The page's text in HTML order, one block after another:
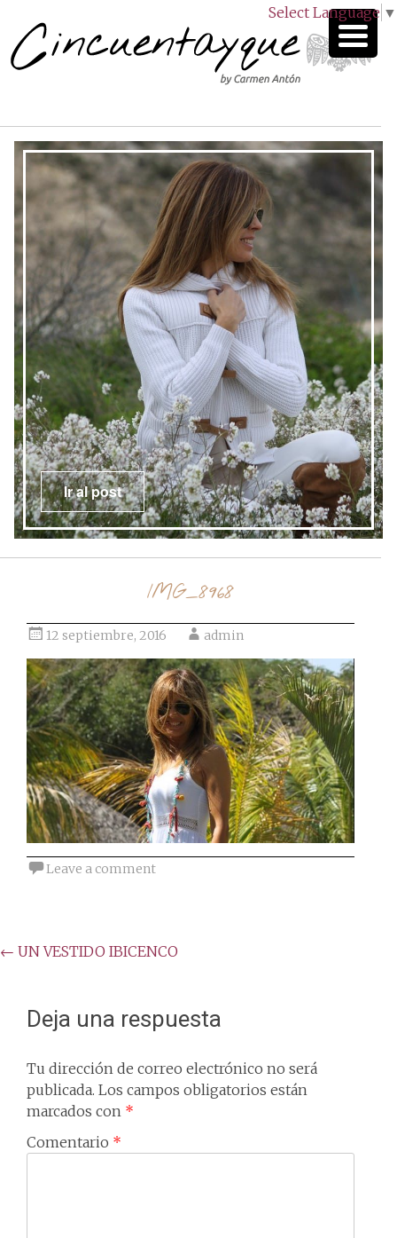
Select Language ▼
Ir al post
IMG_8968
12 septiembre, 2016 admin
Leave a comment
Post
← UN VESTIDO IBICENCO
Deja una respuesta
Tu dirección de correo electrónico no será
publicada. Los campos obligatorios están
marcados con *
Comentario *